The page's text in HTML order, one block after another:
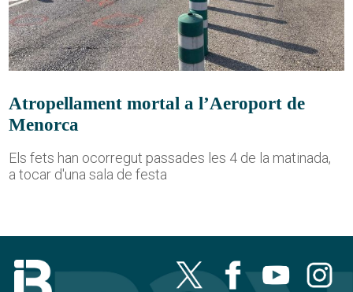
Atropellament mortal a l’Aeroport de
Menorca
Els fets han ocorregut passades les 4 de la matinada,
a tocar d'una sala de festa